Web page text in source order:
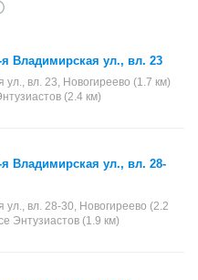
Владимирская ул., вл. 23
вл. 23, Новогиреево (1.7 км)
(2.4 км)
Владимирская ул., вл. 28-
вл. 28-30, Новогиреево (2.2
Энтузиастов (1.9 км)